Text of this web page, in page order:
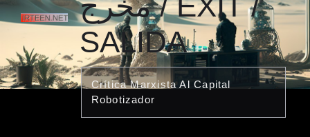
SALIDA
Crítica Marxista Al Capital
Robotizador